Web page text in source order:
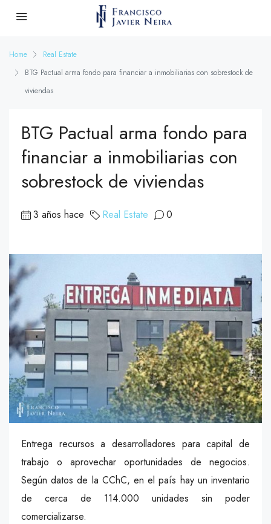
Home
Real Estate
BTG Pactual arma fondo para financiar a inmobiliarias con sobrestock de
viviendas
BTG Pactual arma fondo para
financiar a inmobiliarias con
sobrestock de viviendas
3 años hace Real Estate 0
Entrega recursos a desarrolladores para capital de
trabajo o aprovechar oportunidades de negocios.
Según datos de la CChC, en el país hay un inventario
de cerca de 114.000 unidades sin poder
comercializarse.